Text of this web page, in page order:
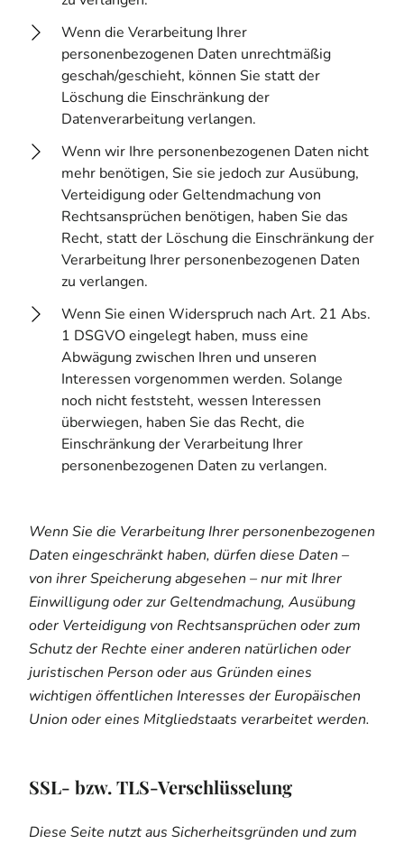
Wenn die Verarbeitung Ihrer
personenbezogenen Daten unrechtmäßig
geschah/geschieht, können Sie statt der
Löschung die Einschränkung der
Datenverarbeitung verlangen.
Wenn wir Ihre personenbezogenen Daten nicht
mehr benötigen, Sie sie jedoch zur Ausübung,
Verteidigung oder Geltendmachung von
Rechtsansprüchen benötigen, haben Sie das
Recht, statt der Löschung die Einschränkung der
Verarbeitung Ihrer personenbezogenen Daten
zu verlangen.
Wenn Sie einen Widerspruch nach Art. 21 Abs.
1 DSGVO eingelegt haben, muss eine
Abwägung zwischen Ihren und unseren
Interessen vorgenommen werden. Solange
noch nicht feststeht, wessen Interessen
überwiegen, haben Sie das Recht, die
Einschränkung der Verarbeitung Ihrer
personenbezogenen Daten zu verlangen.
Wenn Sie die Verarbeitung Ihrer personenbezogenen
Daten eingeschränkt haben, dürfen diese Daten –
von ihrer Speicherung abgesehen – nur mit Ihrer
Einwilligung oder zur Geltendmachung, Ausübung
oder Verteidigung von Rechtsansprüchen oder zum
Schutz der Rechte einer anderen natürlichen oder
juristischen Person oder aus Gründen eines
wichtigen öffentlichen Interesses der Europäischen
Union oder eines Mitgliedstaats verarbeitet werden.
SSL- bzw. TLS-Verschlüsselung
Diese Seite nutzt aus Sicherheitsgründen und zum